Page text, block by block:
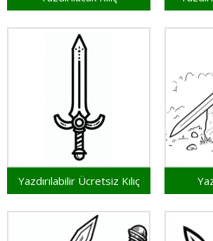
Yazdırılabilir Ücretsiz Kılıç